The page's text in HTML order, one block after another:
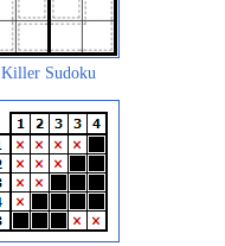
Killer Sudoku